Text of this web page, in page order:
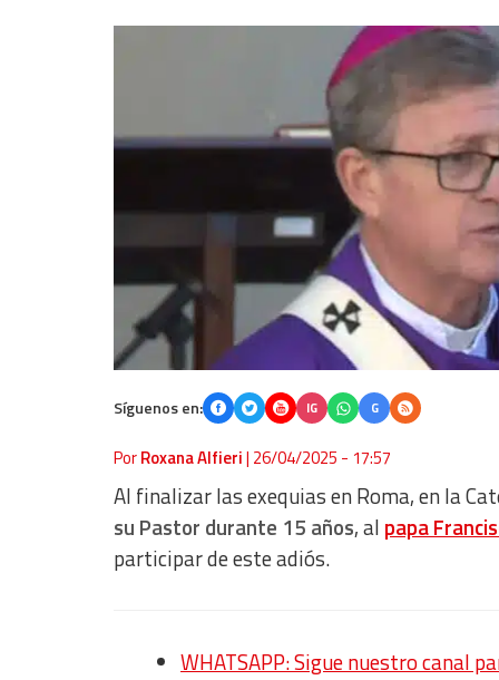
Síguenos en: IG G
PorRoxana Alfieri| 26/04/2025 - 17:57
Al finalizar las exequias en Roma, en la
su Pastor durante 15 años, al papa
participar de este adiós.
WHATSAPP: Sigue nuestro canal